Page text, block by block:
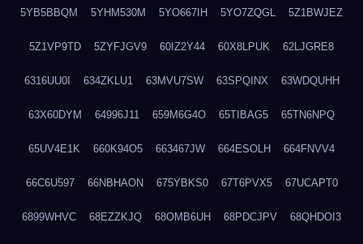
5YB5BBQM 5YHM530M 5YO667IH 5YO7ZQGL 5Z1BWJEZ
5Z1VP9TD 5ZYFJGV9 60IZ2Y44 60X8LPUK 62LJGRE8
6316UU0I 634ZKLU1 63MVU7SW 63SPQINX 63WDQUHH
63X60DYM 64996J11 659M6G4O 65TIBAG5 65TN6NPQ
65UV4E1K 660K94O5 663467JW 664ESOLH 664FNVV4
66C6U597 66NBHAON 675YBKS0 67T6PVX5 67UCAPT0
6899WHVC 68EZZKJQ 68OMB6UH 68PDCJPV 68QHDOI3